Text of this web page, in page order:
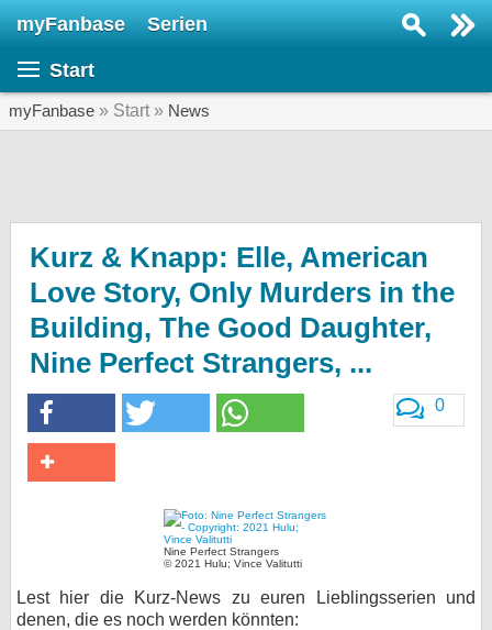
myFanbase Serien
Start
myFanbase » Start » News
Kurz & Knapp: Elle, American
Love Story, Only Murders in the
Building, The Good Daughter,
Nine Perfect Strangers, ...
0
Nine Perfect Strangers
© 2021 Hulu; Vince Valitutti
Lest hier die Kurz-News zu euren Lieblingsserien und
denen, die es noch werden könnten:
Veranstaltungen
KULTUR
Specials
Gewinnspiele
bei X
bei Facebook